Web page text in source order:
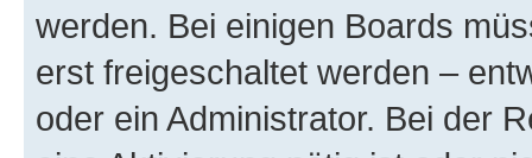
werden. Bei einigen Boards
erst freigeschaltet werden –
oder ein Administrator. Bei der